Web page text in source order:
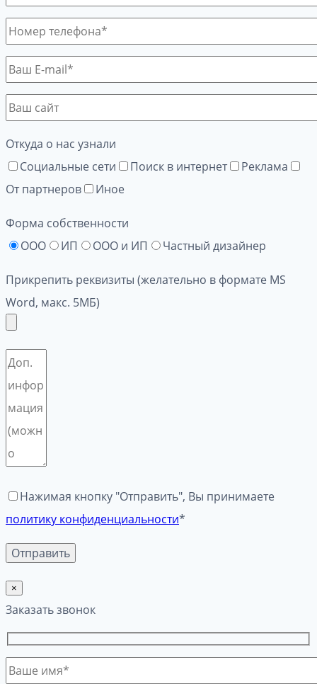
Откуда о нас узнали
Социальные сети
Поиск в интернет
Реклама
От партнеров
Иное
Форма собственности
ООО
ИП ООО и ИП Частный дизайнер
Прикрепить реквизиты (желательно в формате MS
Word, макс. 5МБ)
Нажимая кнопку "Отправить", Вы принимаете
политику конфиденциальности*
×
Заказать звонок